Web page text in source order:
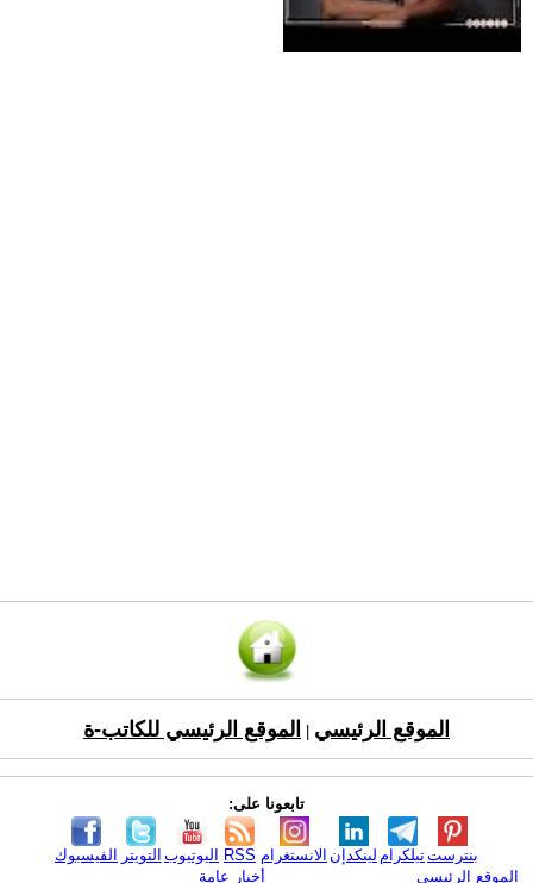
الموقع الرئيسي الموقع الرئيسي للكاتب-ة
تابعونا على:
الفيسبوك التويتر اليوتيوب RSS الانستغرام لينكدإن تيلكرامبنترست
الموقع الرئيسي
أخبار عامة